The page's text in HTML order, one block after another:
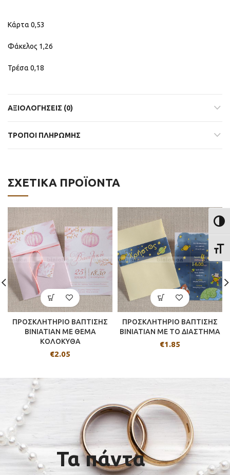
Κάρτα 0,53
Φάκελος 1,26
Τρέσα 0,18
ΑΞΙΟΛΟΓΉΣΕΙΣ (0)
ΤΡΟΠΟΙ ΠΛΗΡΩΜΗΣ
ΣΧΕΤΙΚΆ ΠΡΟΪΌΝΤΑ
ΠΡΟΣΚΛΗΤΗΡΙΟ ΒΑΠΤΙΣΗΣ
BINIATIAN ΜΕ ΘΕΜΑ
ΚΟΛΟΚΥΘΑ
€2.05
ΠΡΟΣΚΛΗΤΗΡΙΟ ΒΑΠΤΙΣΗΣ
BINIATIAN ΜΕ ΤΟ ΔΙΑΣΤΗΜΑ
€1.85
Τα πάντα